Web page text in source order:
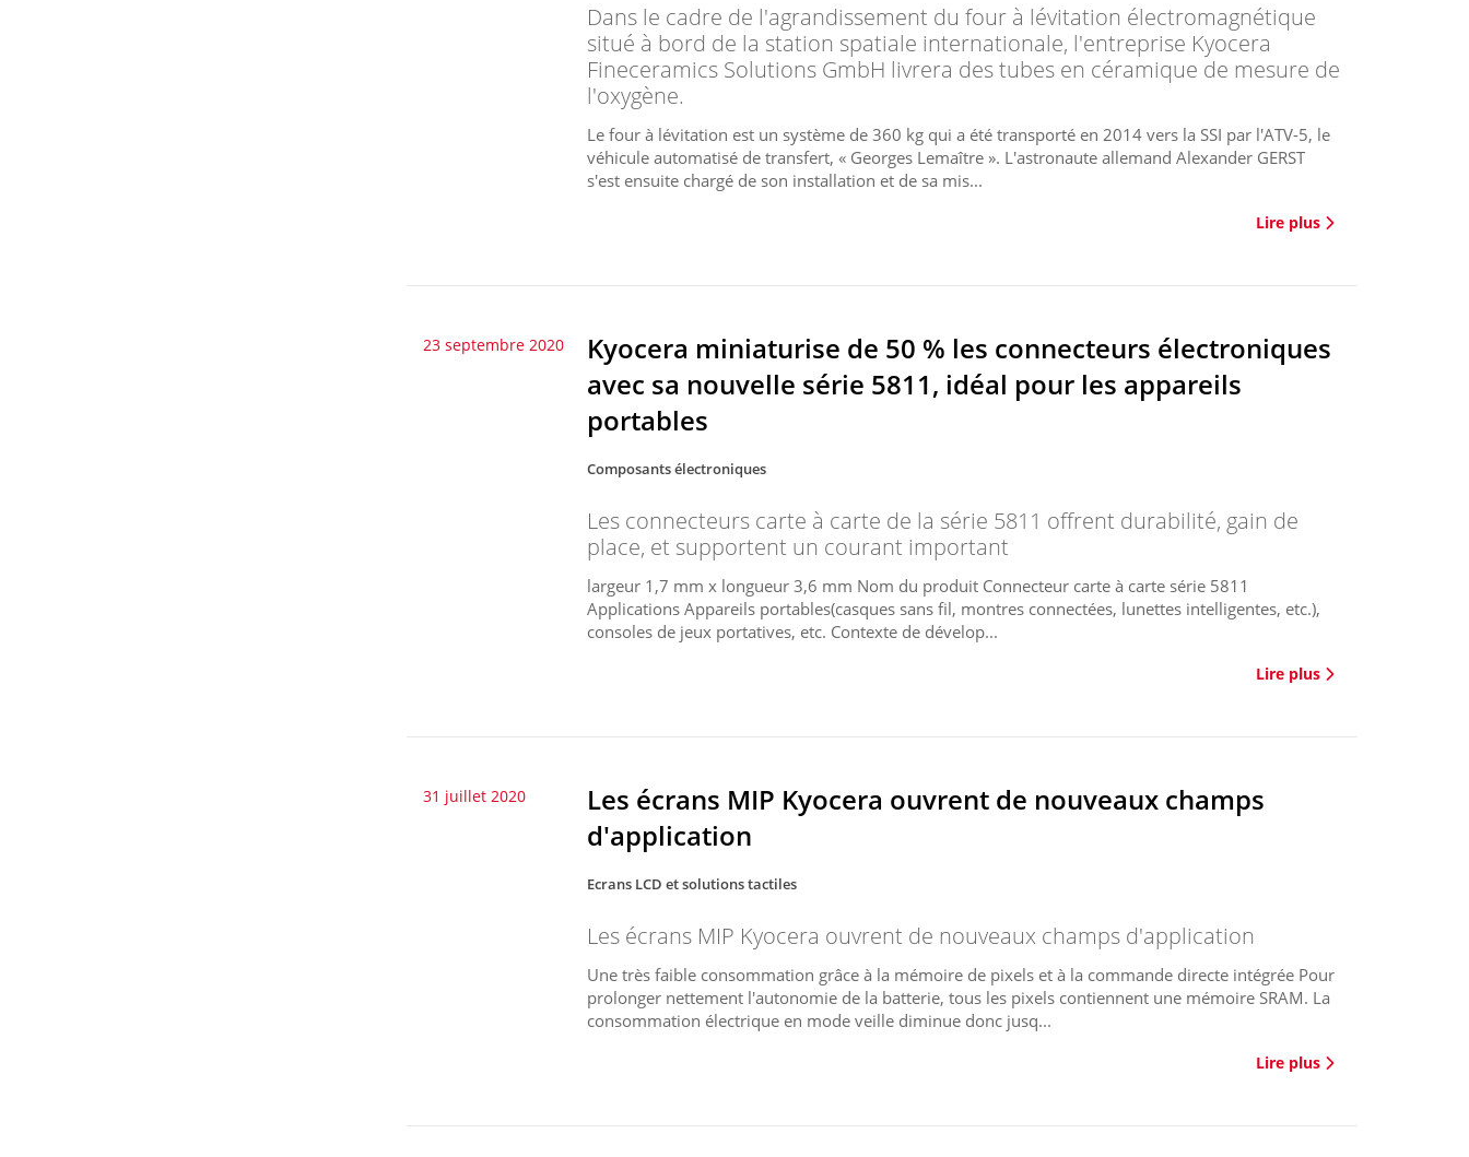
Dans le cadre de l'agrandissement du four à lévitation électromagnétique
situé à bord de la station spatiale internationale, l'entreprise Kyocera
Fineceramics Solutions GmbH livrera des tubes en céramique de mesure de
l'oxygène.
Le four à lévitation est un système de 360 kg qui a été transporté en 2014 vers la SSI par l'ATV-5, le
véhicule automatisé de transfert, « Georges Lemaître ». L'astronaute allemand Alexander GERST
s'est ensuite chargé de son installation et de sa mis...
Lire plus
23 septembre 2020
Kyocera miniaturise de 50 % les connecteurs électroniques
avec sa nouvelle série 5811, idéal pour les appareils
portables
Composants électroniques
Les connecteurs carte à carte de la série 5811 offrent durabilité, gain de
place, et supportent un courant important
largeur 1,7 mm x longueur 3,6 mm Nom du produit Connecteur carte à carte série 5811
Applications Appareils portables(casques sans fil, montres connectées, lunettes intelligentes, etc.),
consoles de jeux portatives, etc. Contexte de dévelop...
Lire plus
31 juillet 2020
Les écrans MIP Kyocera ouvrent de nouveaux champs
d'application
Ecrans LCD et solutions tactiles
Les écrans MIP Kyocera ouvrent de nouveaux champs d'application
Une très faible consommation grâce à la mémoire de pixels et à la commande directe intégrée Pour
prolonger nettement l'autonomie de la batterie, tous les pixels contiennent une mémoire SRAM. La
consommation électrique en mode veille diminue donc jusq...
Lire plus